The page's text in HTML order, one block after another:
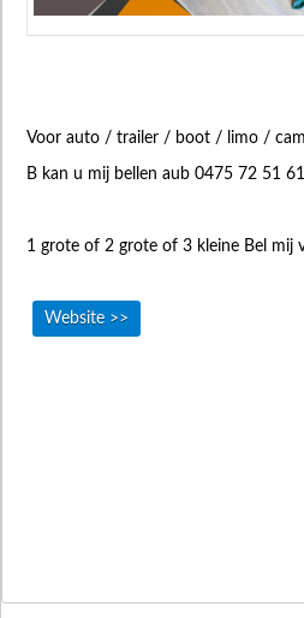
Voor auto / trailer / boot / limo /
B kan u mij bellen aub 0475 72 51 61
1 grote of 2 grote of 3 kleine Bel mij
Website >>